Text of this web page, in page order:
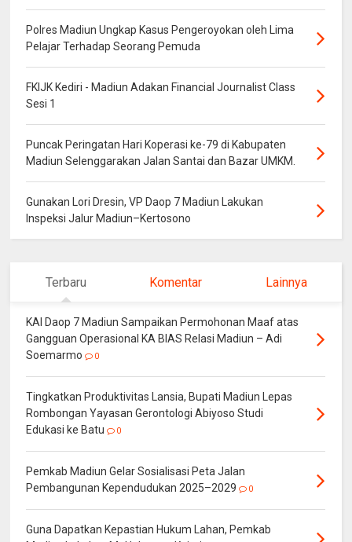
Polres Madiun Ungkap Kasus Pengeroyokan oleh Lima
Pelajar Terhadap Seorang Pemuda
FKIJK Kediri - Madiun Adakan Financial Journalist Class
Sesi 1
Puncak Peringatan Hari Koperasi ke-79 di Kabupaten
Madiun Selenggarakan Jalan Santai dan Bazar UMKM.
Gunakan Lori Dresin, VP Daop 7 Madiun Lakukan
Inspeksi Jalur Madiun–Kertosono
Terbaru Komentar Lainnya
KAI Daop 7 Madiun Sampaikan Permohonan Maaf atas
Gangguan Operasional KA BIAS Relasi Madiun – Adi
Soemarmo
0
Tingkatkan Produktivitas Lansia, Bupati Madiun Lepas
Rombongan Yayasan Gerontologi Abiyoso Studi
Edukasi ke Batu
0
Pemkab Madiun Gelar Sosialisasi Peta Jalan
Pembangunan Kependudukan 2025–2029
0
Guna Dapatkan Kepastian Hukum Lahan, Pemkab